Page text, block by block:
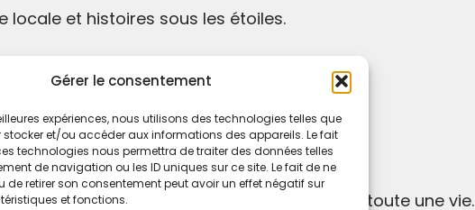
Gérer le consentement
expériences, nous utilisons des technologies telles que
stocker et/ou accéder aux informations des appareils. Le fait
technologies nous permettra de traiter des données telles
de navigation ou les ID uniques sur ce site. Le fait de ne
de retirer son consentement peut avoir un effet négatif sur
et fonctions.
locale et histoires sous les étoiles.
à votre expérience dans le désert.
nouvelles amitiés.
autres et créez des souvenirs qui dureront toute une vie.